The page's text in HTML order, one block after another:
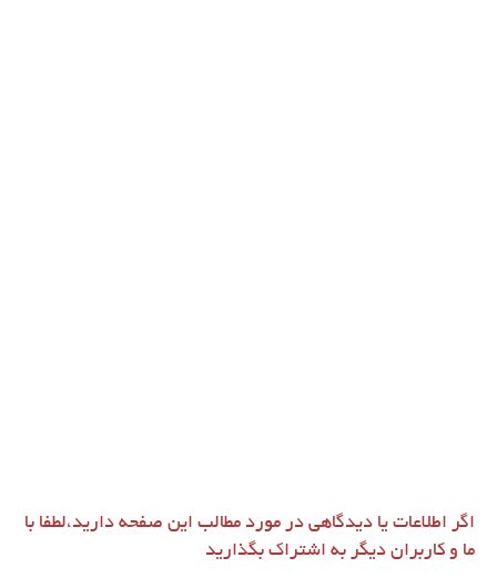
اگر اطلاعات یا دیدگاهی در مورد مطالب این صفحه دارید،لطفا با
ما و کاربران دیگر به اشتراک بگذارید